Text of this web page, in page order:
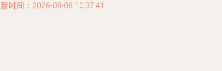
时间：2026-08-08 10:37:41